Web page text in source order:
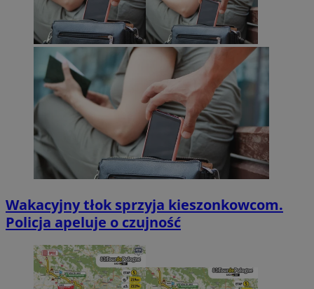
Wakacyjny tłok sprzyja kieszonkowcom.
Policja apeluje o czujność